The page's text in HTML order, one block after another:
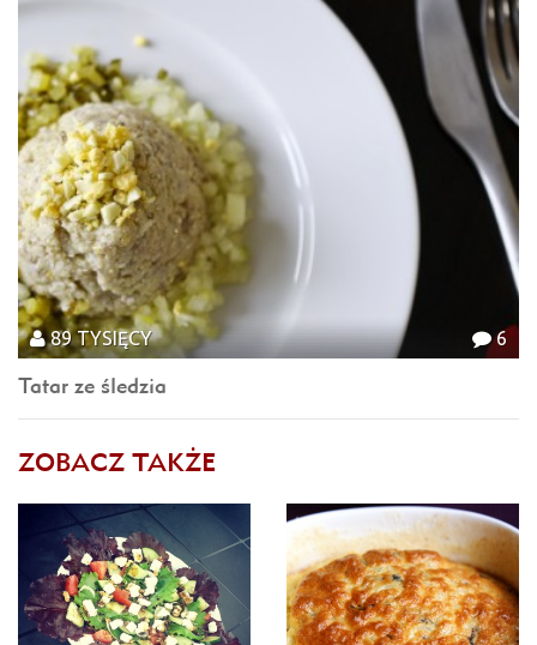
6
89 TYSIĘCY
Tatar ze śledzia
ZOBACZ TAKŻE